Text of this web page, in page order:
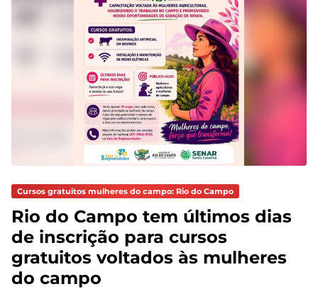
Cursos gratuitos mulheres do campo: Rio do Campo
Rio do Campo tem últimos dias
de inscrição para cursos
gratuitos voltados às mulheres
do campo